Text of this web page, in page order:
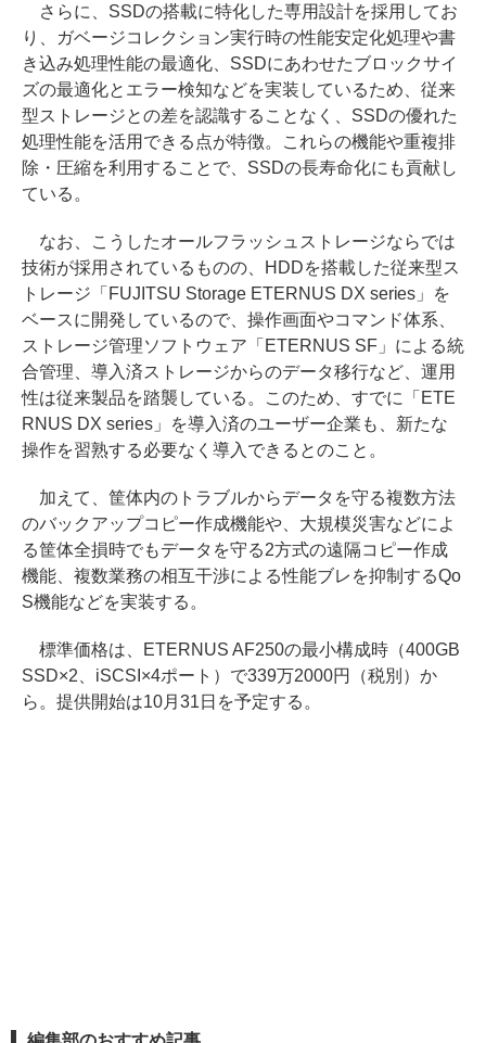
さらに、SSDの搭載に特化した専用設計を採用してお
り、ガベージコレクション実行時の性能安定化処理や書
き込み処理性能の最適化、SSDにあわせたブロックサイ
ズの最適化とエラー検知などを実装しているため、従来
型ストレージとの差を認識することなく、SSDの優れた
処理性能を活用できる点が特徴。これらの機能や重複排
除・圧縮を利用することで、SSDの長寿命化にも貢献し
ている。
なお、こうしたオールフラッシュストレージならでは
技術が採用されているものの、HDDを搭載した従来型ス
トレージ「FUJITSU Storage ETERNUS DX series」を
ベースに開発しているので、操作画面やコマンド体系、
ストレージ管理ソフトウェア「ETERNUS SF」による統
合管理、導入済ストレージからのデータ移行など、運用
性は従来製品を踏襲している。このため、すでに「ETE
RNUS DX series」を導入済のユーザー企業も、新たな
操作を習熟する必要なく導入できるとのこと。
加えて、筐体内のトラブルからデータを守る複数方法
のバックアップコピー作成機能や、大規模災害などによ
る筐体全損時でもデータを守る2方式の遠隔コピー作成
機能、複数業務の相互干渉による性能ブレを抑制するQo
S機能などを実装する。
標準価格は、ETERNUS AF250の最小構成時（400GB
SSD×2、iSCSI×4ポート）で339万2000円（税別）か
ら。提供開始は10月31日を予定する。